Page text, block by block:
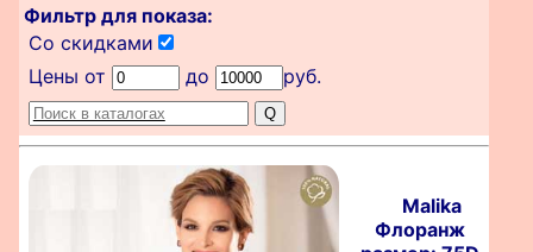
Фильтр для показа:
Со скидками
Цены от
до руб.
Malika
Флоранж